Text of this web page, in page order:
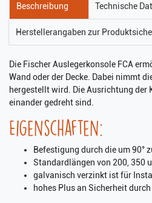
Beschreibung Technische
Herstellerangaben zur
Die Fischer Auslegerkonsole FCA
Wand oder der Decke. Dabei nimmt
hergestellt wird. Die Ausrichtung der
einander gedreht sind.
Eigenschaften:
Befestigung durch die um 90°
Standardlängen von 200, 350
galvanisch verzinkt ist für
hohes Plus an Sicherheit